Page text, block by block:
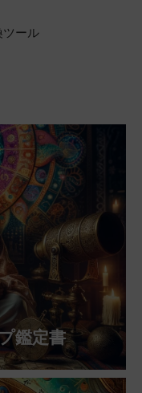
ツール
鑑定書